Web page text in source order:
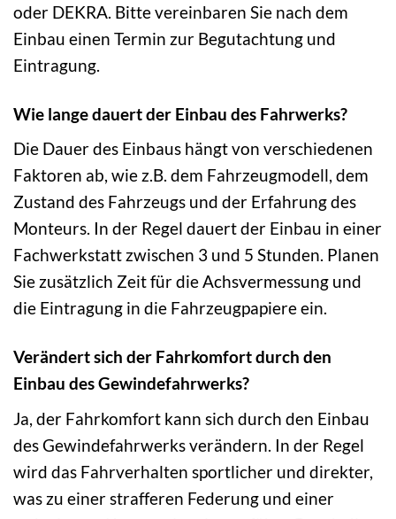
oder DEKRA. Bitte vereinbaren Sie nach dem
Einbau einen Termin zur Begutachtung und
Eintragung.
Wie lange dauert der Einbau des Fahrwerks?
Die Dauer des Einbaus hängt von verschiedenen
Faktoren ab, wie z.B. dem Fahrzeugmodell, dem
Zustand des Fahrzeugs und der Erfahrung des
Monteurs. In der Regel dauert der Einbau in einer
Fachwerkstatt zwischen 3 und 5 Stunden. Planen
Sie zusätzlich Zeit für die Achsvermessung und
die Eintragung in die Fahrzeugpapiere ein.
Verändert sich der Fahrkomfort durch den
Einbau des Gewindefahrwerks?
Ja, der Fahrkomfort kann sich durch den Einbau
des Gewindefahrwerks verändern. In der Regel
wird das Fahrverhalten sportlicher und direkter,
was zu einer strafferen Federung und einer